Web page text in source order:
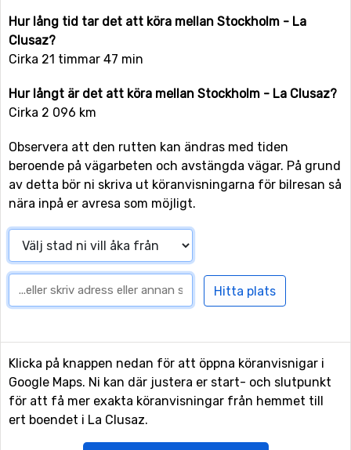
Hur lång tid tar det att köra mellan Stockholm - La
Clusaz?
Cirka 21 timmar 47 min
Hur långt är det att köra mellan Stockholm - La Clusaz?
Cirka 2 096 km
Observera att den rutten kan ändras med tiden
beroende på vägarbeten och avstängda vägar. På grund
av detta bör ni skriva ut köranvisningarna för bilresan så
nära inpå er avresa som möjligt.
Klicka på knappen nedan för att öppna köranvisnigar i
Google Maps. Ni kan där justera er start- och slutpunkt
för att få mer exakta köranvisningar från hemmet till
ert boendet i La Clusaz.